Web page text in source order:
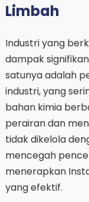
Limbah
Industri yang
dampak
satunya adalah
industri, yang
bahan kimia
perairan dan
tidak dikelola
mencegah
menerapkan
yang efektif.